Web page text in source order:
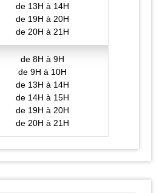
de 13H à 14H
de 19H à 20H
de 20H à 21H
de 8H à 9H
de 9H à 10H
de 13H à 14H
de 14H à 15H
de 19H à 20H
de 20H à 21H